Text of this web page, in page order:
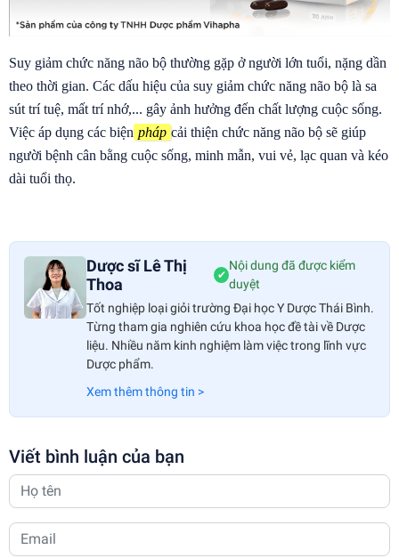
Suy giảm chức năng não bộ thường gặp ở người lớn tuổi, nặng dần
theo thời gian. Các dấu hiệu của suy giảm chức năng não bộ là sa
sút trí tuệ, mất trí nhớ,... gây ảnh hưởng đến chất lượng cuộc sống.
Việc áp dụng các biện pháp cải thiện chức năng não bộ sẽ giúp
người bệnh cân bằng cuộc sống, minh mẫn, vui vẻ, lạc quan và kéo
dài tuổi thọ.
Dược sĩ Lê Thị
Thoa
✔
Nội dung đã được kiểm
duyệt
Tốt nghiệp loại giỏi trường Đại học Y Dược Thái Bình.
Từng tham gia nghiên cứu khoa học đề tài về Dược
liệu. Nhiều năm kinh nghiệm làm việc trong lĩnh vực
Dược phẩm.
Xem thêm thông tin >
Viết bình luận của bạn